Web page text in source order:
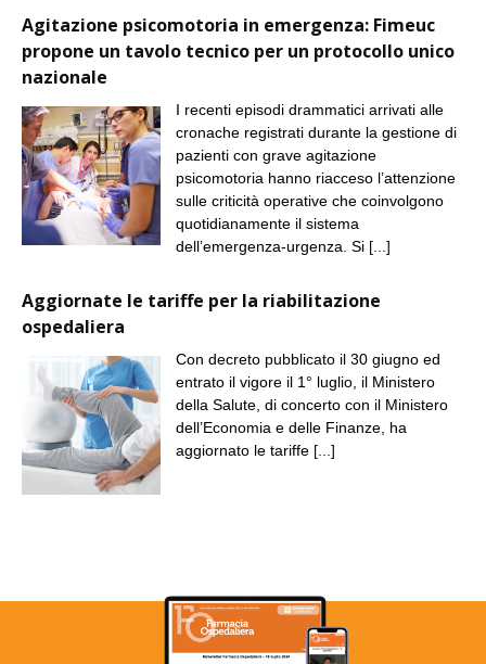
Agitazione psicomotoria in emergenza: Fimeuc
propone un tavolo tecnico per un protocollo unico
nazionale
I recenti episodi drammatici arrivati alle
cronache registrati durante la gestione di
pazienti con grave agitazione
psicomotoria hanno riacceso l’attenzione
sulle criticità operative che coinvolgono
quotidianamente il sistema
dell’emergenza-urgenza. Si [...]
Aggiornate le tariffe per la riabilitazione
ospedaliera
Con decreto pubblicato il 30 giugno ed
entrato il vigore il 1° luglio, il Ministero
della Salute, di concerto con il Ministero
dell’Economia e delle Finanze, ha
aggiornato le tariffe [...]